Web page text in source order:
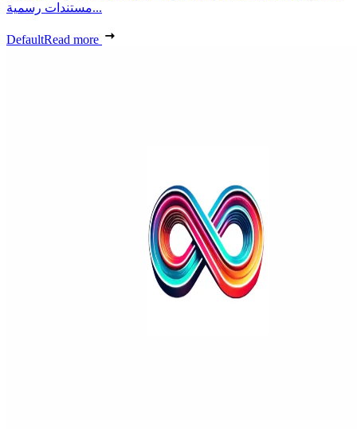
مستندات رسمية...
DefaultRead more